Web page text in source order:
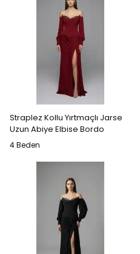
Straplez Kollu Yırtmaçlı Jarse
Uzun Abiye Elbise Bordo
4 Beden